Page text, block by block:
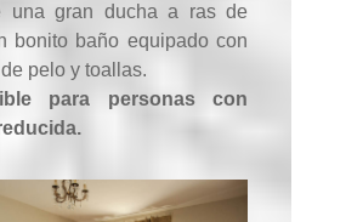
una gran ducha a ras de
bonito baño equipado con
pelo y toallas.
para personas con